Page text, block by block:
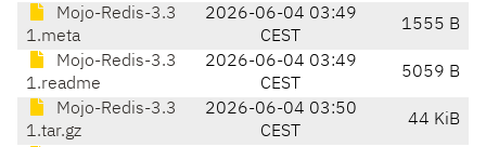
Mojo-Redis-3.3
1.meta
2026-06-04 03:49
CEST
1555 B
Mojo-Redis-3.3
1.readme
2026-06-04 03:49
CEST
5059 B
Mojo-Redis-3.3
1.tar.gz
2026-06-04 03:50
CEST
44 KiB